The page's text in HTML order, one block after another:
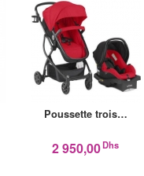
Poussette trois…
2 950,00Dhs